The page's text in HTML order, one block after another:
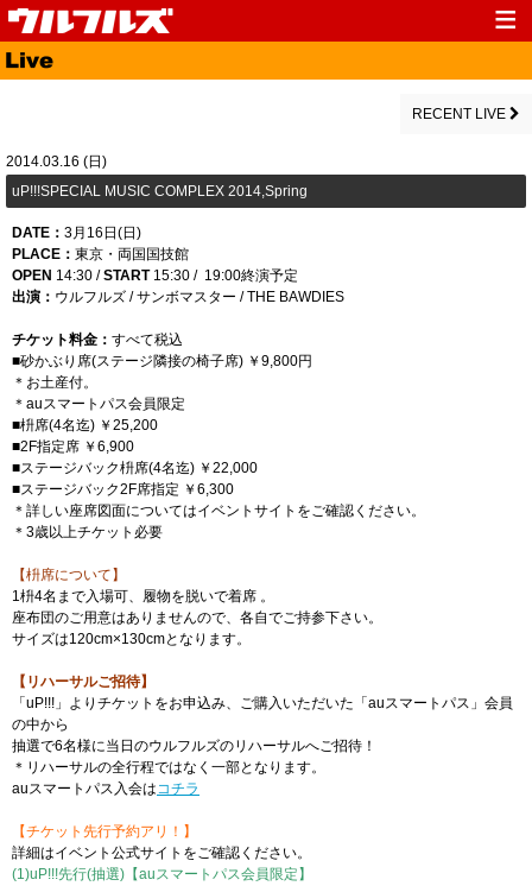
Top
Profile
Fanclub Goods
Contact
RECENT LIVE
2014.03.16 (日)
uP!!!SPECIAL MUSIC COMPLEX 2014,Spring
DATE： 3月16日(日)
PLACE： 東京・両国国技館
OPEN 14:30 /START15:30 / 19:00終演予定
出演： ウルフルズ / サンボマスター /THE BAWDIES
チケット料金： すべて税込
■砂かぶり席(ステージ隣接の椅子席) ￥9,800円
＊お土産付。
＊auスマートパス会員限定
■枡席(4名迄) ￥25,200
■2F指定席 ￥6,900
■ステージバック枡席(4名迄) ￥22,000
■ステージバック2F席指定 ￥6,300
＊詳しい座席図面についてはイベントサイトをご確認ください。
＊3歳以上チケット必要
【枡席について】
1枡4名まで入場可、履物を脱いで着席 。
座布団のご用意はありませんので、各自でご持参下さい。
サイズは120cm×130cmとなります。
【リハーサルご招待】
「uP!!!」よりチケットをお申込み、ご購入いただいた「auスマートパス」会員
の中から
抽選で6名様に当日のウルフルズのリハーサルへご招待！
＊リハーサルの全行程ではなく一部となります。
auスマートパス入会はコチラ
【チケット先行予約アリ！】
詳細はイベント公式サイトをご確認ください。
(1)uP!!!先行(抽選)【auスマートパス会員限定】